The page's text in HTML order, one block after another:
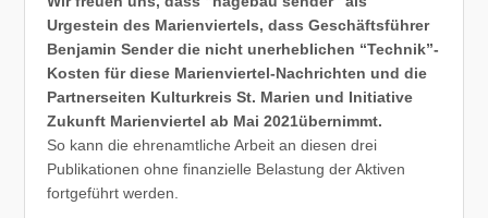
Urgestein des Marienviertels, dass Geschäftsführer
Benjamin Sender die nicht unerheblichen “Technik”-
Kosten für diese Marienviertel-Nachrichten und die
Partnerseiten Kulturkreis St. Marien und Initiative
Zukunft Marienviertel ab Mai 2021übernimmt.
So kann die ehrenamtliche Arbeit an diesen drei
Publikationen ohne finanzielle Belastung der Aktiven
fortgeführt werden.